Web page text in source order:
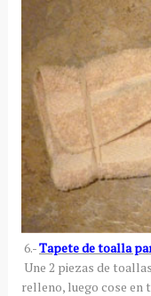
6.-Tapete de toalla
Une 2 piezas de
relleno, luego cose en